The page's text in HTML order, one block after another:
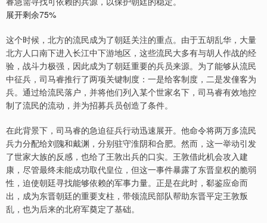
展开剩余75%
这个时候，北方的流民成为了朝廷关注的重点。由于五胡乱华，大量
北方人口南下进入长江中下游地区，这些流民大多有与胡人作战的经
验，战斗力极强，因此成为了朝廷重要的兵员来源。为了能够从流民
中征兵，司马睿推行了两项关键制度：一是给客制度，二是发僮客为
兵。通过给流民落户，并将他们列入某个世家名下，司马睿有效地控
制了流民的流动，并为招募兵员创造了条件。
在此背景下，司马睿的急迫征兵行动迅速展开。他命令将两万多流民
兵力分配给刘隗和戴渊，分别驻守淮阴和合肥。然而，这一举动引发
了世家大族的反感，也给了王敦出兵的口实。王敦借此机会攻入建
康，尽管最终未能成功取代皇位，但这一事件暴露了东晋皇权的脆弱
性，迫使朝廷寻找能够依赖的军事力量。正是在此时，郗鉴应命而
出，成为东晋朝廷的重要支柱，带领流民部队帮助东晋平定王敦叛
乱，也为后来的北府军奠定了基础。